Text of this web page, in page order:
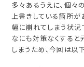
多々あるうえに、個々
上書きしている箇所が
幅に崩れてしまう状況
なにも対策なくすると
しまうため、今回は以